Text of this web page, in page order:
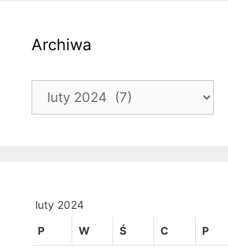
Archiwa
Archiwa
luty 2024
P W Ś C P